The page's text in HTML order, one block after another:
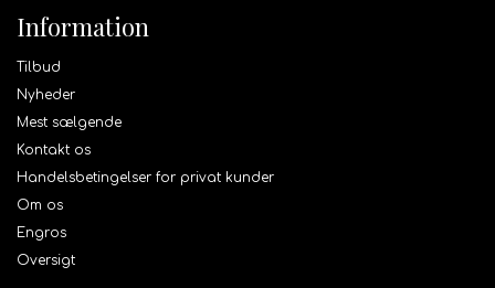
Information
Tilbud
Nyheder
Mest sælgende
Kontakt os
Handelsbetingelser for privat kunder
Om os
Engros
Oversigt